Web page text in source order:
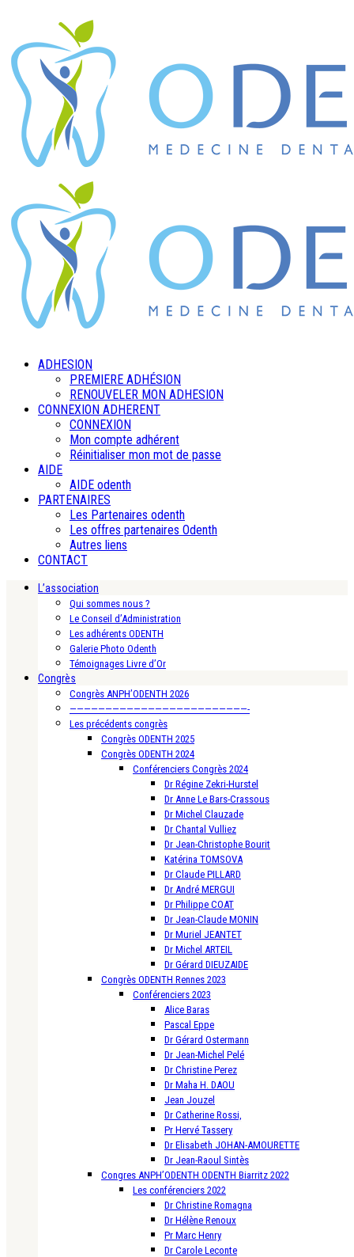
ADHESION
PREMIERE ADHÉSION
RENOUVELER MON ADHESION
CONNEXION ADHERENT
CONNEXION
Mon compte adhérent
Réinitialiser mon mot de passe
AIDE
AIDE odenth
PARTENAIRES
Les Partenaires odenth
Les offres partenaires Odenth
Autres liens
CONTACT
L’association
Qui sommes nous ?
Le Conseil d’Administration
Les adhérents ODENTH
Galerie Photo Odenth
Témoignages Livre d’Or
Congrès
Congrès ANPH’ODENTH 2026
—————————————————————————-
Les précédents congrès
Congrès ODENTH 2025
Congrès ODENTH 2024
Conférenciers Congrès 2024
Dr Régine Zekri-Hurstel
Dr Anne Le Bars-Crassous
Dr Michel Clauzade
Dr Chantal Vulliez
Dr Jean-Christophe Bourit
Katérina TOMSOVA
Dr Claude PILLARD
Dr André MERGUI
Dr Philippe COAT
Dr Jean-Claude MONIN
Dr Muriel JEANTET
Dr Michel ARTEIL
Dr Gérard DIEUZAIDE
Congrès ODENTH Rennes 2023
Conférenciers 2023
Alice Baras
Pascal Eppe
Dr Gérard Ostermann
Dr Jean-Michel Pelé
Dr Christine Perez
Dr Maha H. DAOU
Jean Jouzel
Dr Catherine Rossi,
Pr Hervé Tassery
Dr Elisabeth JOHAN-AMOURETTE
Dr Jean-Raoul Sintès
Congres ANPH’ODENTH ODENTH Biarritz 2022
Les conférenciers 2022
Dr Christine Romagna
Dr Hélène Renoux
Pr Marc Henry
Dr Carole Leconte